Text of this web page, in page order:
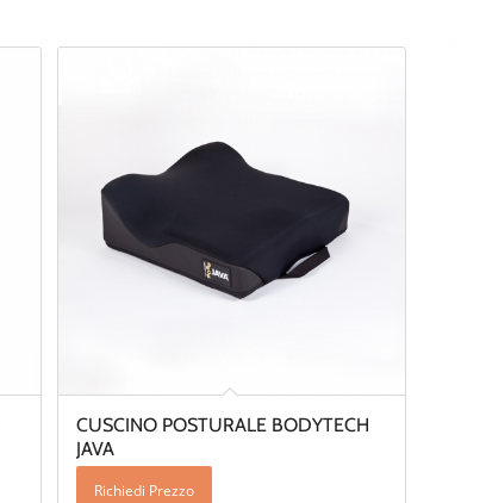
CUSCINO POSTURALE BODYTECH
JAVA
Richiedi Prezzo